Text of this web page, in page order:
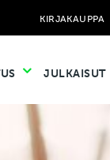
KIRJAKAUPPA
JULKAISUT